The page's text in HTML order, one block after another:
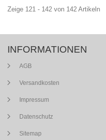
Zeige 121 - 142 von 142 Artikeln
INFORMATIONEN
AGB
Versandkosten
Impressum
Datenschutz
Sitemap